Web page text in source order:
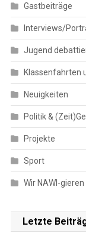
Gastbeiträge
Interviews/
Jugend
Klassenfahrten
Neuigkeiten
Politik &
Projekte
Sport
Wir NAWI-
Letzte